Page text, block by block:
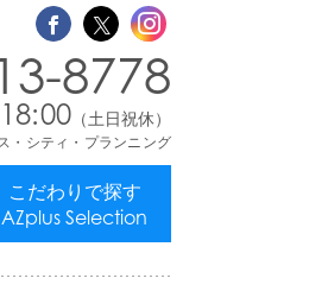
こだわりで探す
AZplus Selection
8778
（土日祝休）
・シティ・プランニング